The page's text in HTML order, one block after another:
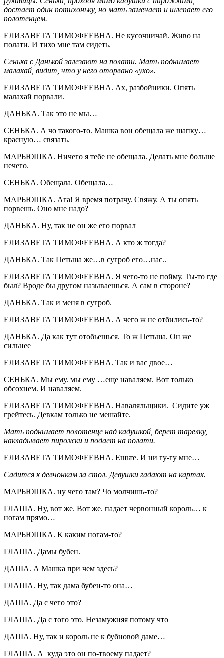
достает один потихоньку, но мать замечает и шлепает его
полотенцем.
ЕЛИЗАВЕТА ТИМОФЕЕВНА. Не кусочничай. Живо на
полати. И тихо мне там сидеть.
Сенька с Данькой залезают на полати. Мать поднимает
малахай, видит, что у него оторвано «ухо».
ЕЛИЗАВЕТА ТИМОФЕЕВНА. Ах, разбойники. Опять
малахай порвали.
ДАНЬКА. Так это не мы…
СЕНЬКА. А чо такого-то. Машка вон обещала же шапку…
красную… связать.
МАРЬЮШКА. Ничего я тебе не обещала. Делать мне больше
нечего.
СЕНЬКА. Обещала. Обещала…
МАРЬЮШКА. Ага! Я время потрачу. Свяжу. А ты опять
порвешь. Оно мне надо?
ДАНЬКА. Ну, так не он же его порвал
ЕЛИЗАВЕТА ТИМОФЕЕВНА. А кто ж тогда?
ДАНЬКА. Так Петьша же…в сугроб его…нас..
ЕЛИЗАВЕТА ТИМОФЕЕВНА. Я чего-то не пойму. Ты-то где
был? Вроде бы другом называешься. А сам в стороне?
ДАНЬКА. Так и меня в сугроб.
ЕЛИЗАВЕТА ТИМОФЕЕВНА. А чего ж не отбились-то?
ДАНЬКА. Да как тут отобьешься. То ж Петьша. Он же
сильнее
ЕЛИЗАВЕТА ТИМОФЕЕВНА. Так и вас двое…
СЕНЬКА. Мы ему. мы ему …еще наваляем. Вот только
обсохнем. И наваляем.
ЕЛИЗАВЕТА ТИМОФЕЕВНА. Наваляльщики. Сидите уж
грейтесь. Девкам только не мешайте.
Мать поднимает полотенце над кадушкой, берет тарелку,
накладывает пирожки и подает на полати.
ЕЛИЗАВЕТА ТИМОФЕЕВНА. Ешьте. И ни гу-гу мне…
Садится к девчонкам за стол. Девушки гадают на картах.
МАРЬЮШКА. ну чего там? Чо молчишь-то?
ГЛАША. Ну, вот же. Вот же. падает червонный король… к
ногам прямо…
МАРЬЮШКА. К каким ногам-то?
ГЛАША. Дамы бубен.
ДАША. А Машка при чем здесь?
ГЛАША. Ну, так дама бубен-то она…
ДАША. Да с чего это?
ГЛАША. Да с того это. Незамужняя потому что
ДАША. Ну, так и король не к бубновой даме…
ГЛАША. А куда это он по-твоему падает?